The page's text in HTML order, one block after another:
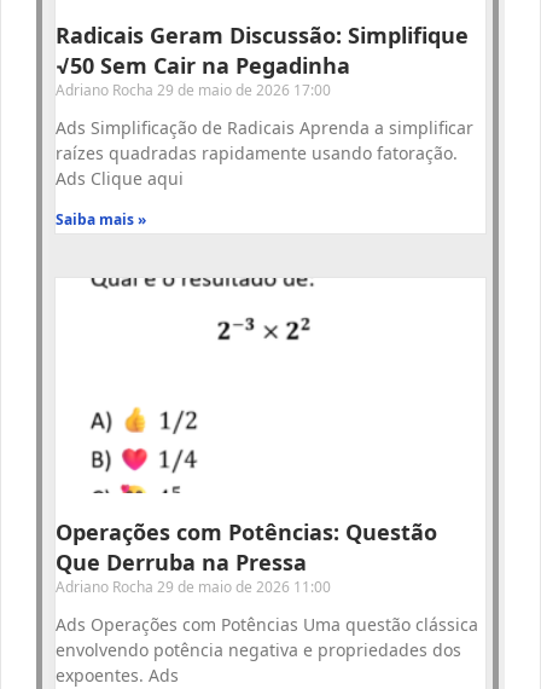
Radicais Geram Discussão: Simplifique
√50 Sem Cair na Pegadinha
Adriano Rocha 29 de maio de 2026 17:00
Ads Simplificação de Radicais Aprenda a simplificar
raízes quadradas rapidamente usando fatoração.
Ads Clique aqui
Saiba mais »
Operações com Potências: Questão
Que Derruba na Pressa
Adriano Rocha 29 de maio de 2026 11:00
Ads Operações com Potências Uma questão clássica
envolvendo potência negativa e propriedades dos
expoentes. Ads